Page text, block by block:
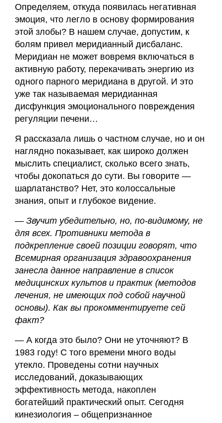
Определяем, откуда появилась негативная
эмоция, что легло в основу формирования
этой злобы? В нашем случае, допустим, к
болям привел меридианный дисбаланс.
Меридиан не может вовремя включаться в
активную работу, перекачивать энергию из
одного парного меридиана в другой. И это
уже так называемая меридианная
дисфункция эмоционального повреждения
регуляции печени…
Я рассказала лишь о частном случае, но и он
наглядно показывает, как широко должен
мыслить специалист, сколько всего знать,
чтобы докопаться до сути. Вы говорите —
шарлатанство? Нет, это колоссальные
знания, опыт и глубокое видение.
— Звучит убедительно, но, по-видимому, не
для всех. Противники метода в
подкрепление своей позиции говорят, что
Всемирная организация здравоохранения
занесла данное направление в список
медицинских культов и практик (методов
лечения, не имеющих под собой научной
основы). Как вы прокомментируете сей
факт?
— А когда это было? Они не уточняют? В
1983 году! С того времени много воды
утекло. Проведены сотни научных
исследований, доказывающих
эффективность метода, накоплен
богатейший практический опыт. Сегодня
кинезиология – общепризнанное